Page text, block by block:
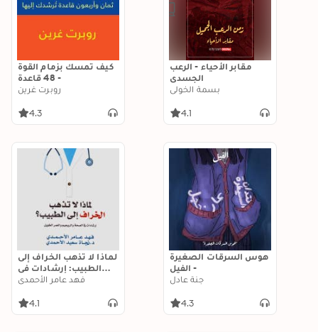
كيف تمسك بزمام القوة
- 48 قاعدة
روبرت غرين
4.3
مقابر الأحياء - الرعب
الجسدي
بسمة الخولي
4.1
لماذا لا تذهب الخراف إلى
الطبيب: إرشادات في
شؤون الصحة والريجيم
فهد عامر الأحمدي
4.1
هوس السرقات الصغيرة
- الفيل
جنة عادل
4.3